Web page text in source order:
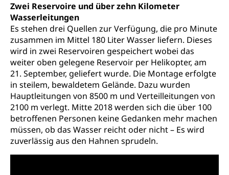
Zwei Reservoire und über zehn Kilometer
Wasserleitungen
Es stehen drei Quellen zur Verfügung, die pro Minute
zusammen im Mittel 180 Liter Wasser liefern. Dieses
wird in zwei Reservoiren gespeichert wobei das
weiter oben gelegene Reservoir per Helikopter, am
21. September, geliefert wurde. Die Montage erfolgte
in steilem, bewaldetem Gelände. Dazu wurden
Hauptleitungen von 8500 m und Verteilleitungen von
2100 m verlegt. Mitte 2018 werden sich die über 100
betroffenen Personen keine Gedanken mehr machen
müssen, ob das Wasser reicht oder nicht – Es wird
zuverlässig aus den Hahnen sprudeln.
Werkbeitrag, Produktionsbeitrag, Recherche,
Bildende Kunst, Angewandte Kunst, Theater/Tanz,
Musik, Entwicklung, Programmbeiträge,
Filmförderung, Regionale Förderfonds,
Werkankäufe, Kunstankäufe, Kunst und Bau, Schule
und Kultur, Kulturgesuche, Kulturvermittlung
Kulturförderung und Vermittlung
Angebote für Schulklassen
Zentralschweizer Filmförderung
Mobilität
Schiene und öffentlicher Verkehr
Schienenverkehr, Zugverkehr, Bahnverkehr,